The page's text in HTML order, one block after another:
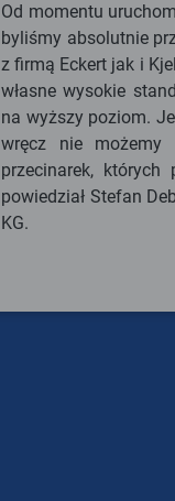
Od momentu
byliśmy absolutnie
z firmą Eckert jak i
własne wysokie
na wyższy poziom.
wręcz nie możemy
przecinarek,
powiedział Stefan
KG.